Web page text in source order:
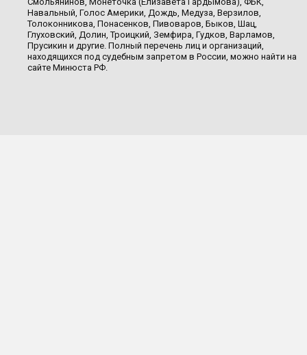
Навальный, Голос Америки, Дождь, Медуза, Верзилов,
Толоконникова, Понасенков, Пивоваров, Быков, Шац,
Глуховский, Долин, Троицкий, Земфира, Гудков, Варламов,
Прусикин и другие. Полный перечень лиц и организаций,
находящихся под судебным запретом в России, можно найти на
сайте Минюста РФ.